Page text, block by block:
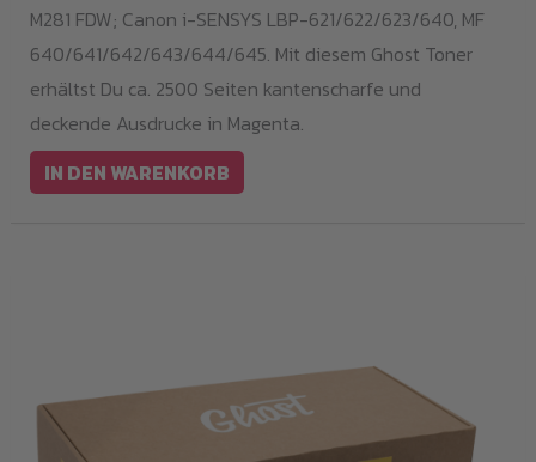
M281 FDW; Canon i-SENSYS LBP-621/622/623/640, MF
640/641/642/643/644/645. Mit diesem Ghost Toner
erhältst Du ca. 2500 Seiten kantenscharfe und
deckende Ausdrucke in Magenta.
IN DEN WARENKORB